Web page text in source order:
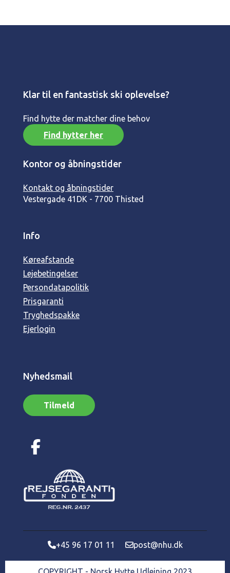
Klar til en fantastisk ski oplevelse?
Find hytte der matcher dine behov
Find hytter her
Kontor og åbningstider
Kontakt og åbningstider
Vestergade 41 DK - 7700 Thisted
Info
Køreafstande
Lejebetingelser
Persondatapolitik
Prisgaranti
Tryghedspakke
Ejerlogin
Nyhedsmail
Tilmeld
+45 96 17 01 11 post@nhu.dk